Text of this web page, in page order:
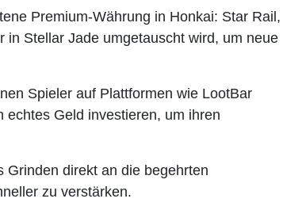
Premium-Währung in Honkai: Star Rail,
Stellar Jade umgetauscht wird, um neue
Spieler auf Plattformen wie LootBar
echtes Geld investieren, um ihren
Grinden direkt an die begehrten
zu verstärken.